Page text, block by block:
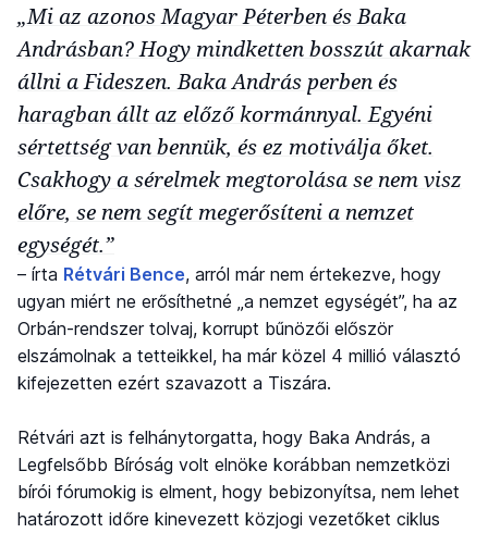
„Mi az azonos Magyar Péterben és Baka
Andrásban? Hogy mindketten bosszút akarnak
állni a Fideszen. Baka András perben és
haragban állt az előző kormánnyal. Egyéni
sértettség van bennük, és ez motiválja őket.
Csakhogy a sérelmek megtorolása se nem visz
előre, se nem segít megerősíteni a nemzet
egységét.”
– írta Rétvári Bence, arról már nem értekezve, hogy
ugyan miért ne erősíthetné „a nemzet egységét”, ha az
Orbán-rendszer tolvaj, korrupt bűnözői először
elszámolnak a tetteikkel, ha már közel 4 millió választó
kifejezetten ezért szavazott a Tiszára.
Rétvári azt is felhánytorgatta, hogy Baka András, a
Legfelsőbb Bíróság volt elnöke korábban nemzetközi
bírói fórumokig is elment, hogy bebizonyítsa, nem lehet
határozott időre kinevezett közjogi vezetőket ciklus